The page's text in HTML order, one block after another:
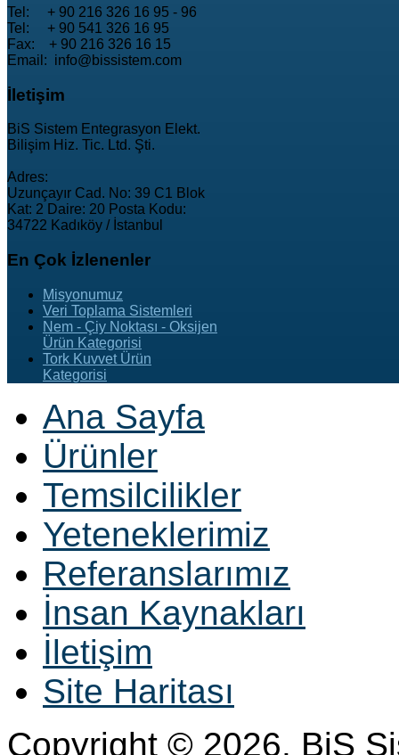
Tel: + 90 216 326 16 95 - 96
Tel: + 90 541 326 16 95
Fax: + 90 216 326 16 15
Email: info@bissistem.com
İletişim
BiS Sistem Entegrasyon Elekt.
Bilişim Hiz. Tic. Ltd. Şti.
Adres:
Uzunçayır Cad. No: 39 C1 Blok
Kat: 2 Daire: 20 Posta Kodu:
34722 Kadıköy / İstanbul
En Çok İzlenenler
Misyonumuz
Veri Toplama Sistemleri
Nem - Çiy Noktası - Oksijen
Ürün Kategorisi
Tork Kuvvet Ürün
Kategorisi
Ana Sayfa
Ürünler
Temsilcilikler
Yeteneklerimiz
Referanslarımız
İnsan Kaynakları
İletişim
Site Haritası
Copyright © 2026. BiS